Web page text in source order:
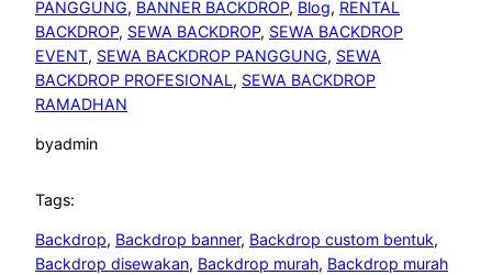
PANGGUNG, BANNER BACKDROP, Blog, RENTAL
BACKDROP, SEWA BACKDROP, SEWA BACKDROP
EVENT, SEWA BACKDROP PANGGUNG, SEWA
BACKDROP PROFESIONAL, SEWA BACKDROP
RAMADHAN
byadmin
Tags:
Backdrop, Backdrop banner, Backdrop custom bentuk
Backdrop disewakan, Backdrop murah, Backdrop murah